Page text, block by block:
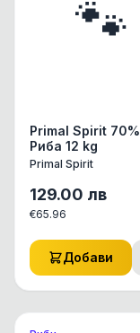
🐾
Primal Spirit 70%
Риба 12 kg
Primal Spirit
129.00 лв
€65.96
Добави